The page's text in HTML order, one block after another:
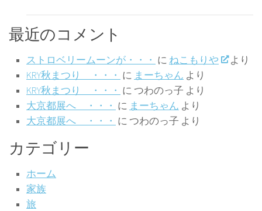
最近のコメント
ストロベリームーンが・・・ に ねこもりや
より
KRY秋まつり ・・・ に まーちゃん より
KRY秋まつり ・・・ に つわのっ子 より
大京都展へ ・・・ に まーちゃん より
大京都展へ ・・・ に つわのっ子 より
カテゴリー
ホーム
家族
旅